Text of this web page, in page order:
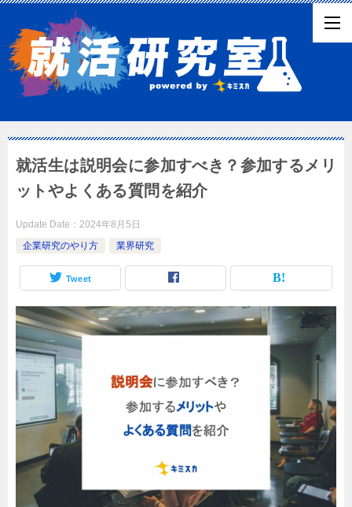
就活生は説明会に参加すべき？参加するメリ
ットやよくある質問を紹介
Update Date： 2024年8月5日
企業研究のやり方
業界研究
Tweet